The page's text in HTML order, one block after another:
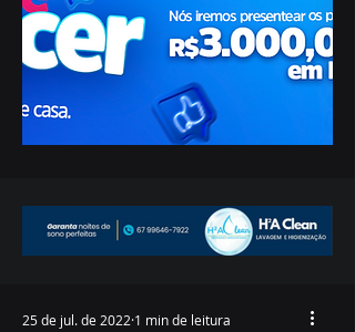
25 de jul. de 2022 1 min de leitura